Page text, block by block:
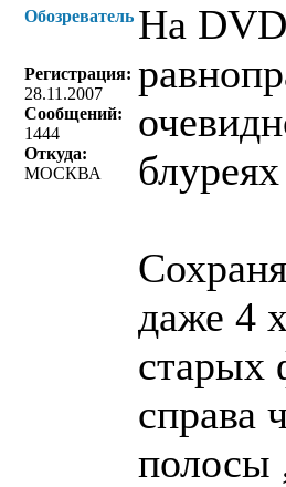
Обозреватель
Регистрация:
28.11.2007
Сообщений:
1444
Откуда:
МОСКВА
На
даже 4
старых
справа
полосы